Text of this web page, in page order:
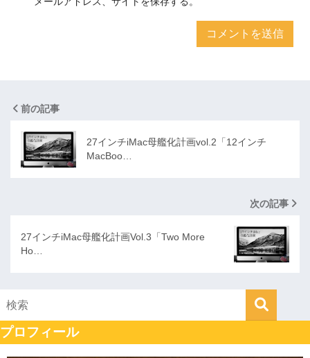
前の記事
27インチiMac母艦化計画vol.2「12インチ
MacBoo…
次の記事
27インチiMac母艦化計画Vol.3「Two More
Ho…
プロフィール